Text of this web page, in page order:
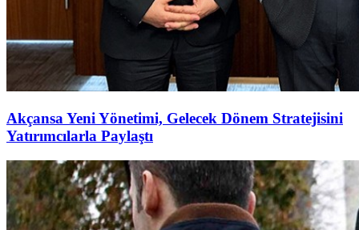
Akçansa Yeni Yönetimi, Gelecek Dönem Stratejisini
Yatırımcılarla Paylaştı